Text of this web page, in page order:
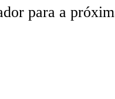
para a